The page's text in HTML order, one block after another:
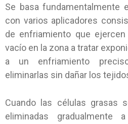
Se basa fundamentalmente
con varios aplicadores
de enfriamiento que
vacío en la zona a tratar
a un enfriamiento
eliminarlas sin dañar los
Cuando las células grasas
eliminadas gradualmente